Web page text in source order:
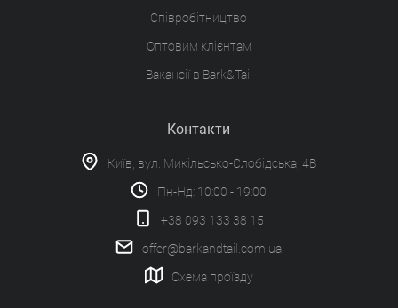
Співробітництво
Оптовим клієнтам
Вакансії в Bark&Tail
Контакти
Київ, вул. Микільсько-Слобідська, 4В
Пн-Нд: 10:00 - 19:00
+38 093 133 38 15
offer@barkandtail.com.ua
Схема проїзду